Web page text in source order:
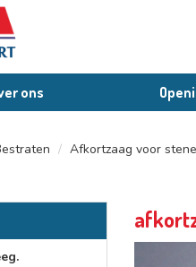
ons
Afkortzaag voor